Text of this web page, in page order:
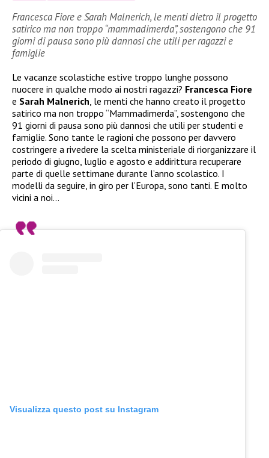
Francesca Fiore e Sarah Malnerich, le menti dietro il progetto
satirico ma non troppo “mammadimerda”, sostengono che 91
giorni di pausa sono più dannosi che utili per ragazzi e
famiglie
Le vacanze scolastiche estive troppo lunghe possono
nuocere in qualche modo ai nostri ragazzi? Francesca Fiore
e Sarah Malnerich , le menti che hanno creato il progetto
satirico ma non troppo “Mammadimerda”, sostengono che
91 giorni di pausa sono più dannosi che utili per studenti e
famiglie. Sono tante le ragioni che possono per davvero
costringere a rivedere la scelta ministeriale di riorganizzare il
periodo di giugno, luglio e agosto e addirittura recuperare
parte di quelle settimane durante l’anno scolastico. I
modelli da seguire, in giro per l’Europa, sono tanti. E molto
vicini a noi…
Visualizza questo post su Instagram